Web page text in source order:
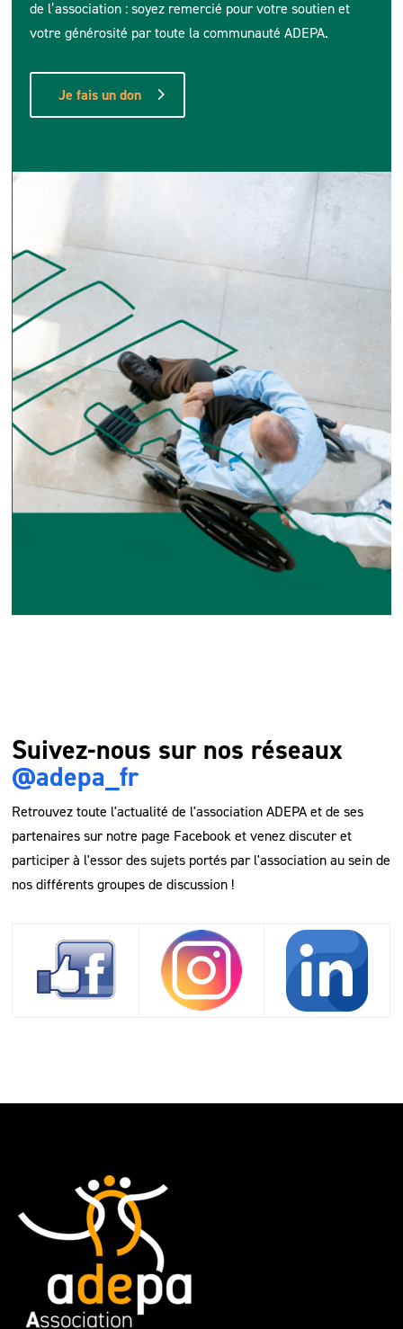
de l’association : soyez remercié pour votre soutien et
votre générosité par toute la communauté ADEPA.
Je fais un don
Suivez-nous sur nos réseaux
@adepa_fr
Retrouvez toute l'actualité de l'association ADEPA et de ses
partenaires sur notre page Facebook et venez discuter et
participer à l'essor des sujets portés par l'association au sein de
nos différents groupes de discussion !